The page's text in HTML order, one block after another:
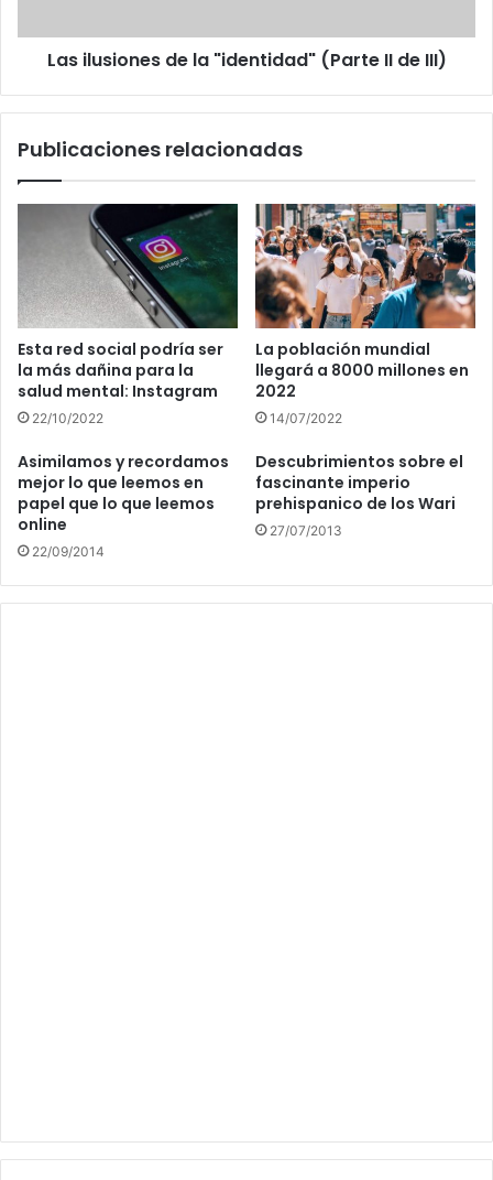
III)
Las ilusiones de la "identidad" (Parte II de III)
Publicaciones relacionadas
Esta red social podría ser
la más dañina para la
salud mental: Instagram
22/10/2022
La población mundial
llegará a 8000 millones en
2022
14/07/2022
Asimilamos y recordamos
mejor lo que leemos en
papel que lo que leemos
online
22/09/2014
Descubrimientos sobre el
fascinante imperio
prehispanico de los Wari
27/07/2013